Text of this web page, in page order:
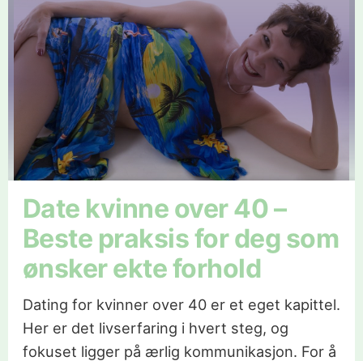
Date kvinne over 40 –
Beste praksis for deg som
ønsker ekte forhold
Dating for kvinner over 40 er et eget kapittel.
Her er det livserfaring i hvert steg, og
fokuset ligger på ærlig kommunikasjon. For å